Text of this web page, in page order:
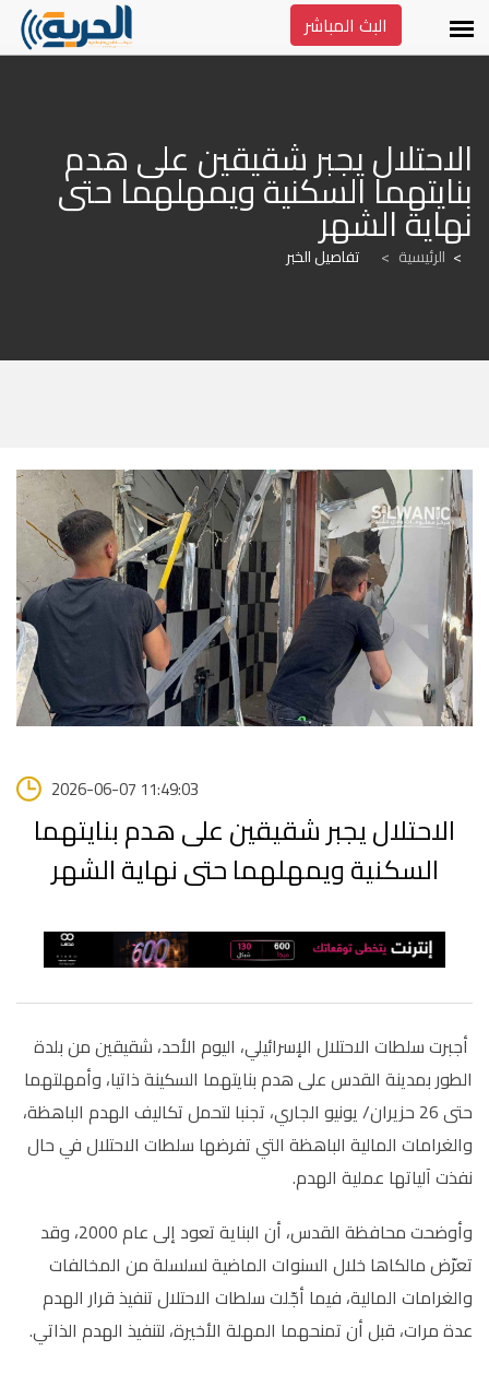
البث المباشر
نهاية الشهر
الرئيسية > تفاصيل الخبر
2026-06-07 11:49:03
الاحتلال يجبر شقيقين على هدم بنايتهما
السكنية ويمهلهما حتى نهاية الشهر
أجبرت سلطات الاحتلال الإسرائيلي، اليوم الأحد، شقيقين من بلدة
الطور بمدينة القدس على هدم بنايتهما السكينة ذاتيا، وأمهلتهما
حتى 26 حزيران/ يونيو الجاري، تجنبا لتحمل تكاليف الهدم الباهظة،
والغرامات المالية الباهظة التي تفرضها سلطات الاحتلال في حال
نفذت آلياتها عملية الهدم.
وأوضحت محافظة القدس، أن البناية تعود إلى عام 2000، وقد
تعرّض مالكاها خلال السنوات الماضية لسلسلة من المخالفات
والغرامات المالية، فيما أجّلت سلطات الاحتلال تنفيذ قرار الهدم
عدة مرات، قبل أن تمنحهما المهلة الأخيرة، لتنفيذ الهدم الذاتي.